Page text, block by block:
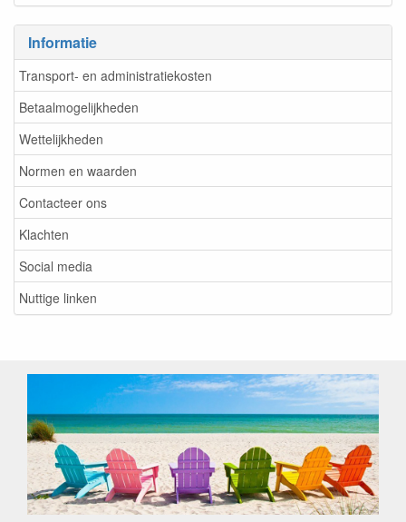
Informatie
Transport- en administratiekosten
Betaalmogelijkheden
Wettelijkheden
Normen en waarden
Contacteer ons
Klachten
Social media
Nuttige linken